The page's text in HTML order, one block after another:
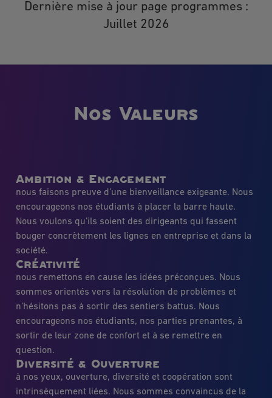
Dernière mise à jour page programmes :
Juillet 2026
Nos Valeurs
Ambition & Engagement
nous faisons preuve d’une bienveillance exigeante. Nous
encourageons nos étudiants à placer la barre haute.
Nous voulons qu’ils soient des dirigeants qui fassent
bouger concrètement les lignes en entreprise et dans la
société.
Créativité
nous remettons en cause les idées préconçues. Nous
sommes orientés vers la résolution de problèmes et
n’hésitons pas à sortir des sentiers battus. Nous
encourageons nos étudiants, nos parties prenantes, à
sortir de leur zone de confort et à se remettre en
question.
Diversité & Ouverture
à nos yeux, ouverture, diversité et coopération sont
intrinsèquement liées. Nous sommes convaincus de la